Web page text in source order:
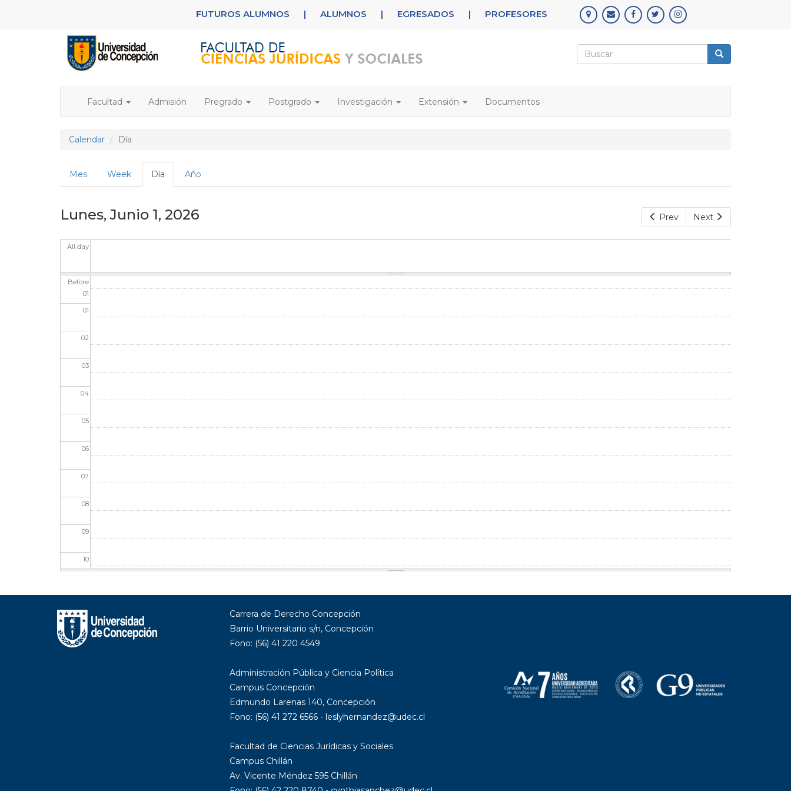
FUTUROS ALUMNOS | ALUMNOS | EGRESADOS | PROFESORES
Formulario
búsqueda
Facultad Admisión Pregrado Postgrado Investigación Extensión Documentos
Calendar Día
Solapas
principales
Mes Week Día (solapa
activa)
Año
Prev Next
Lunes, Junio 1, 2026
All day
Before
01
01
02
03
04
05
06
07
08
09
10
12
13
Carrera de Derecho Concepción
Barrio Universitario s/n, Concepción
Fono: (56) 41 220 4549
Administración Pública y Ciencia Política
Campus Concepción
Edmundo Larenas 140, Concepción
Fono: (56) 41 272 6566 - leslyhernandez@udec.cl
Facultad de Ciencias Jurídicas y Sociales
Campus Chillán
Av. Vicente Méndez 595 Chillán